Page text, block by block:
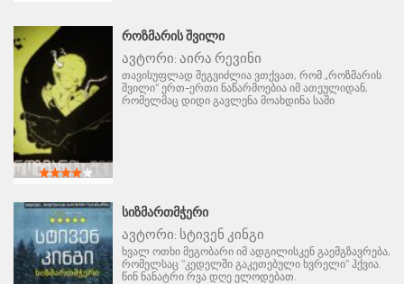
ᲠᲝᲖᲛᲐᲠᲘᲡ ᲨᲕᲘᲚᲘ
ავტორი: აირა რევინი
თავისუფლად შეგვიძლია ვთქვათ, რომ „როზმარის
შვილი" ერთ-ერთი ნაწარმოებია იმ ათეულიდან,
რომელმაც დიდი გავლენა მოახდინა საში
ᲡᲘᲖᲛᲐᲠᲗᲛᲭᲔᲠᲘ
ავტორი: სტივენ კინგი
ხვალ ოთხი მეგობარი იმ ადგილისკენ გაემგზავრება,
რომელსაც "კედელში გაკეთებული ხვრელი" ჰქვია.
წინ ნანატრი რვა დღე ელოდებათ.